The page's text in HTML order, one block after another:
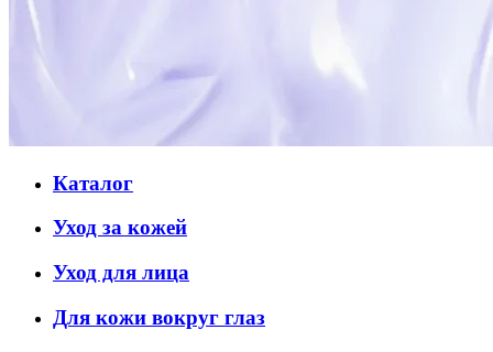
Каталог
Уход за кожей
Уход для лица
Для кожи вокруг глаз